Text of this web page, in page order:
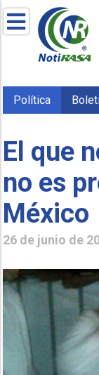
Política
El que
no es
México
26 de junio de